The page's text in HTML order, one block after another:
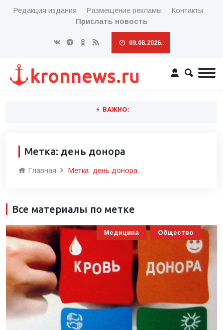
Редакция издания Размещение рекламы
Контакты
Прислать новость
09.08.2026.
ВАЖНО:
Метка: день донора
Главная Метка: день донора
Все материалы по метке
Медицина Общество